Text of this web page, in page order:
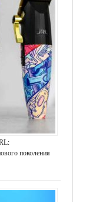
поколения